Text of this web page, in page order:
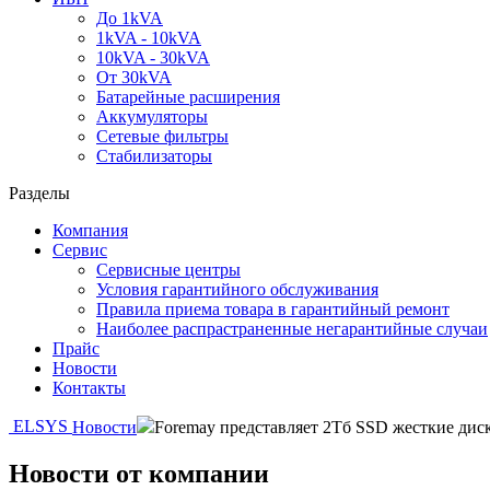
До 1kVA
1kVA - 10kVA
10kVA - 30kVA
От 30kVA
Батарейные расширения
Аккумуляторы
Сетевые фильтры
Стабилизаторы
Разделы
Компания
Сервис
Сервисные центры
Условия гарантийного обслуживания
Правила приема товара в гарантийный ремонт
Наиболее распрастраненные негарантийные случаи
Прайс
Новости
Контакты
ELSYS Новости Foremay представляет 2Тб SSD жесткие
Новости от компании